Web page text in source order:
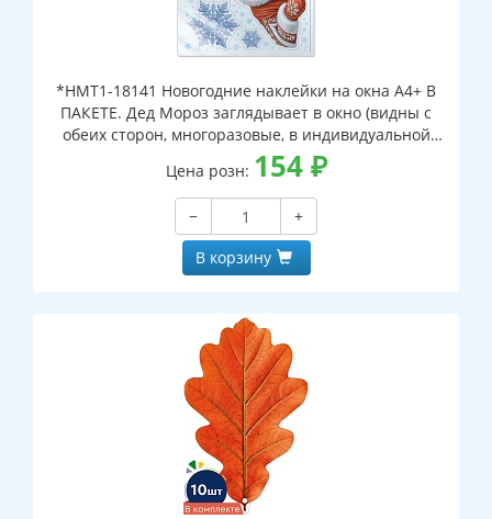
*НМТ1-18141 Новогодние наклейки на окна А4+ В
ПАКЕТЕ. Дед Мороз заглядывает в окно (видны с
обеих сторон, многоразовые, в индивидуальной
упаковке, с европодвесом и клеевым клапаном)
Цена розн: 154₽
−
+
В корзину